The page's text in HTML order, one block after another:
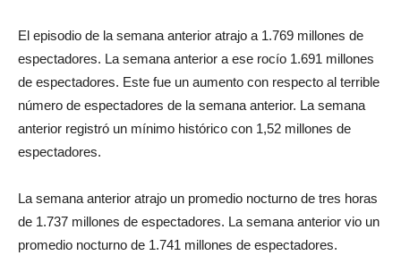
El episodio de la semana anterior atrajo a 1.769 millones de
espectadores. La semana anterior a ese rocío 1.691 millones
de espectadores. Este fue un aumento con respecto al terrible
número de espectadores de la semana anterior. La semana
anterior registró un mínimo histórico con 1,52 millones de
espectadores.
La semana anterior atrajo un promedio nocturno de tres horas
de 1.737 millones de espectadores. La semana anterior vio un
promedio nocturno de 1.741 millones de espectadores.